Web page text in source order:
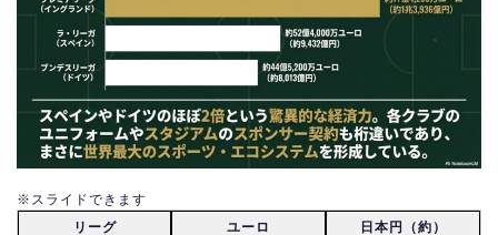
※スライドできます
リーグ
ユーロ 日本円（約）